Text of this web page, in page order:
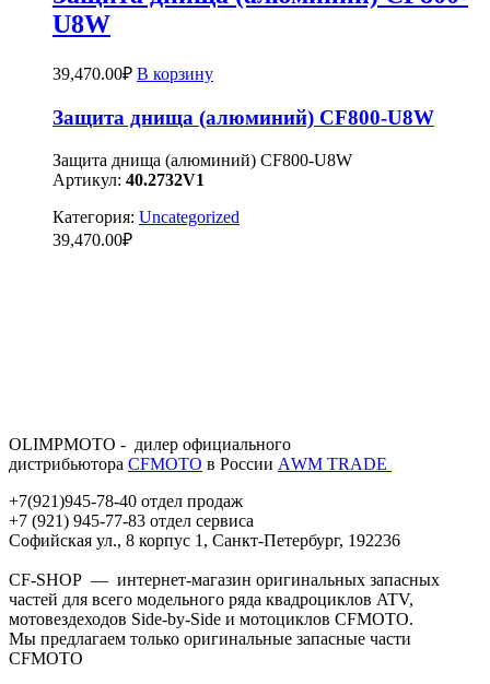
U8W
39,470.00₽ В корзину
Защита днища (алюминий) CF800-U8W
Защита днища (алюминий) CF800-U8W
Артикул: 40.2732V1
Категория: Uncategorized
39,470.00₽
OLIMPMOTO - дилер официального
дистрибьютора CFMOTO в России АWМ TRADE
+7(921)945-78-40 отдел продаж
+7 (921) 945-77-83 отдел сервиса
Софийская ул., 8 корпус 1, Санкт-Петербург, 192236
CF-SHOP — интернет-магазин оригинальных запасных
частей для всего модельного ряда квадроциклов ATV,
мотовездеходов Side-by-Side и мотоциклов CFMOTO.
Мы предлагаем только оригинальные запасные части
CFMOTO